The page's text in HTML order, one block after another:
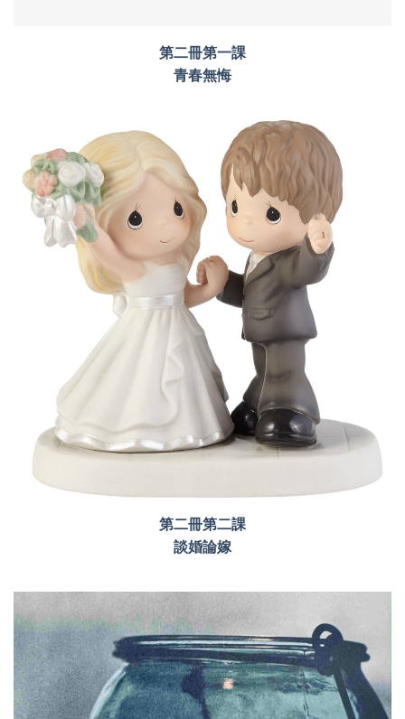
第二冊第一課
青春無悔
第二冊第二課
談婚論嫁